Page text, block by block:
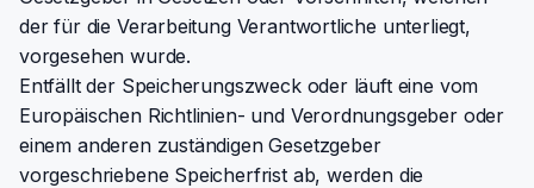
der für die Verarbeitung Verantwortliche unterliegt,
vorgesehen wurde.
Entfällt der Speicherungszweck oder läuft eine vom
Europäischen Richtlinien- und Verordnungsgeber oder
einem anderen zuständigen Gesetzgeber
vorgeschriebene Speicherfrist ab, werden die